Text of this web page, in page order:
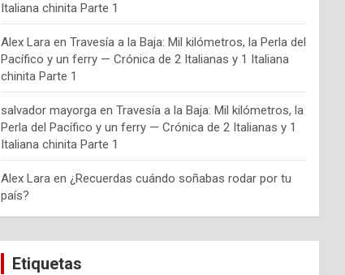
Italiana chinita Parte 1
Alex Lara enTravesía a la Baja: Mil kilómetros, la Perla del
Pacífico y un ferry — Crónica de 2 Italianas y 1 Italiana
chinita Parte 1
salvador mayorga enTravesía a la Baja: Mil kilómetros, la
Perla del Pacífico y un ferry — Crónica de 2 Italianas y 1
Italiana chinita Parte 1
Alex Lara en¿Recuerdas cuándo soñabas rodar por tu
país?
Etiquetas